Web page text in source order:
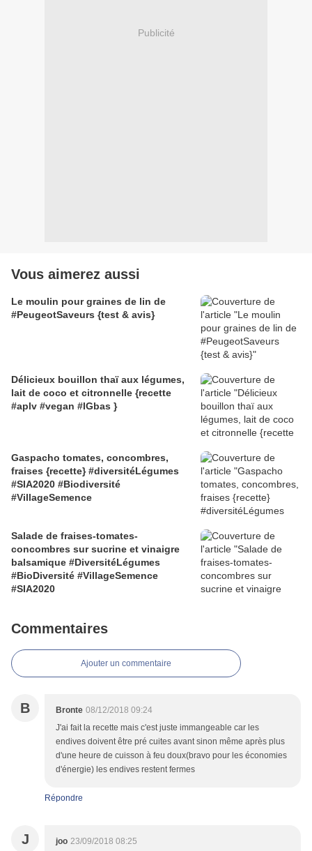
Publicité
Vous aimerez aussi
Le moulin pour graines de lin de
#PeugeotSaveurs {test & avis}
Délicieux bouillon thaï aux légumes,
lait de coco et citronnelle {recette
#aplv #vegan #IGbas }
Gaspacho tomates, concombres,
fraises {recette} #diversitéLégumes
#SIA2020 #Biodiversité
#VillageSemence
Salade de fraises-tomates-
concombres sur sucrine et vinaigre
balsamique #DiversitéLégumes
#BioDiversité #VillageSemence
#SIA2020
Commentaires
Ajouter un commentaire
B Bronte 08/12/2018 09:24
J'ai fait la recette mais c'est juste immangeable car les
endives doivent être pré cuites avant sinon même après plus
d'une heure de cuisson à feu doux(bravo pour les économies
d'énergie) les endives restent fermes
Répondre
J joo 23/09/2018 08:25